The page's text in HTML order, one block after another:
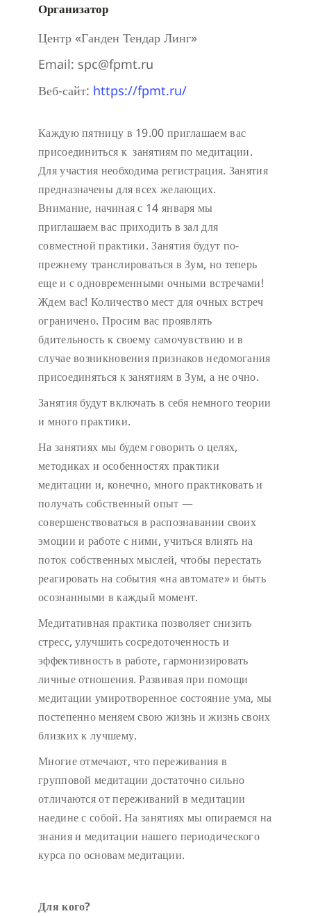
Организатор
Центр «Ганден Тендар Линг»
Email: spc@fpmt.ru
Веб-сайт: https://fpmt.ru/
Каждую пятницу в 19.00 приглашаем вас
присоединиться к занятиям по медитации.
Для участия необходима регистрация. Занятия
предназначены для всех желающих.
Внимание, начиная с 14 января мы
приглашаем вас приходить в зал для
совместной практики. Занятия будут по-
прежнему транслироваться в Зум, но теперь
еще и с одновременными очными встречами!
Ждем вас! Количество мест для очных встреч
ограничено. Просим вас проявлять
бдительность к своему самочувствию и в
случае возникновения признаков недомогания
присоединяться к занятиям в Зум, а не очно.
Занятия будут включать в себя немного теории
и много практики.
На занятиях мы будем говорить о целях,
методиках и особенностях практики
медитации и, конечно, много практиковать и
получать собственный опыт —
совершенствоваться в распознавании своих
эмоции и работе с ними, учиться влиять на
поток собственных мыслей, чтобы перестать
реагировать на события «на автомате» и быть
осознанными в каждый момент.
Медитативная практика позволяет снизить
стресс, улучшить сосредоточенность и
эффективность в работе, гармонизировать
личные отношения. Развивая при помощи
медитации умиротворенное состояние ума, мы
постепенно меняем свою жизнь и жизнь своих
близких к лучшему.
Многие отмечают, что переживания в
групповой медитации достаточно сильно
отличаются от переживаний в медитации
наедине с собой. На занятиях мы опираемся на
знания и медитации нашего периодического
курса по основам медитации.
Для кого?